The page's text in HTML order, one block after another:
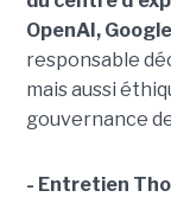
OpenAI,
responsable
mais aussi
gouvernance
- Entretien